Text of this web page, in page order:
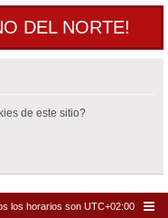
DEL NORTE!
de este sitio?
los horarios son UTC+02:00